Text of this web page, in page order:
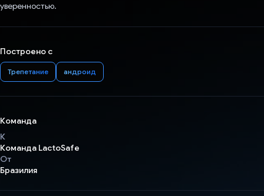
уверенностью.
Построено с
Трепетание андроид
Команда
К
Команда LactoSafe
От
Бразилия